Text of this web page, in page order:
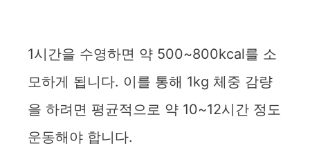
1시간을 수영하면 약 500~800kcal를 소
모하게 됩니다. 이를 통해 1kg 체중 감량
을 하려면 평균적으로 약 10~12시간 정도
운동해야 합니다.